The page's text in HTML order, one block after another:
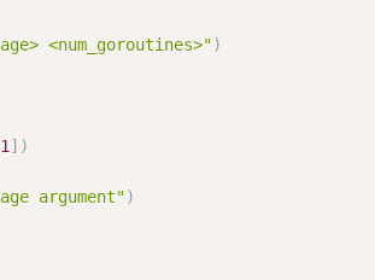
<num_goroutines>")
1 ] )
argument")